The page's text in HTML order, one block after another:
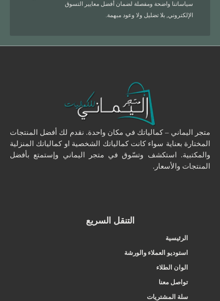
سياساتنا واضحة ومفصلة لضمان أفضل معايير التسوق
الإلكتروني, بلا تضليل ولا وعود مبهمة.
متجر اليماني – كمالياتك في مكان واحدة. نقدم لك أفضل المنتجات
المختارة بعناية سواء كانت كمالياتك الشخصية او كمالياتك المنزلية
والمكتبية. استكشف وتسّوق في متجر اليماني وإستمتع بأفضل
المنتجات والأسعار.
التنقل السريع
الرئيسية
استوديو العملاء والورشة
الوان الطلاء
تواصل معنا
سلة المشتريات